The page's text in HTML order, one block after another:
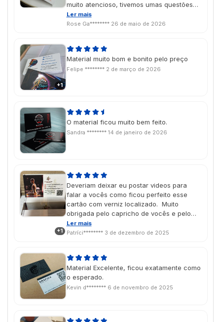
muito atencioso, tivemos umas questões
com as NFs e eles atenderam com toda
atenção e cuidado. Super recomendo.
Ler mais
Rose Ga******** 26 de maio de 2026
+1
Material muito bom e bonito pelo preço
Felipe ******** 2 de março de 2026
O material ficou muito bem feito.
Sandra ******** 14 de janeiro de 2026
+1
Deveriam deixar eu postar videos para
falar a vocês como ficou perfeito esse
cartão com verniz localizado. Muito
obrigada pelo capricho de vocês e pelo
trabalho de qualidade.
Ler mais
Patríci******** 3 de dezembro de 2025
Material Excelente, ficou exatamente como
o esperado.
Kevin d******** 6 de novembro de 2025